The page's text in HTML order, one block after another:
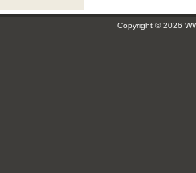
Copyright © 2026